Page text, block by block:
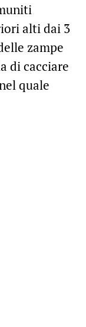
alti dai 3
zampe
di cacciare
quale